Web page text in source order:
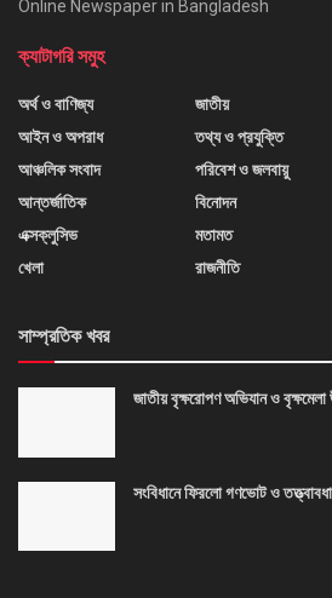
Online Newspaper in Bangladesh
ক্যাটাগরি সমুহ
অর্থ ও বাণিজ্য
আইন ও অপরাধ
আঞ্চলিক সংবাদ
আন্তর্জাতিক
এক্সক্লুসিভ
খেলা
জাতীয়
তথ্য ও প্রযুক্তি
পরিবেশ ও জলবায়ু
বিনোদন
মতামত
রাজনীতি
সাম্প্রতিক খবর
জাতীয় বৃক্ষরোপণ অভিযান ও
সংবিধানে ফিরলো গণভোট ও